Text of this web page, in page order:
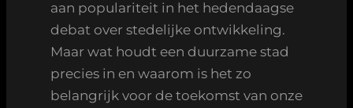
aan populariteit in het hedendaagse
debat over stedelijke ontwikkeling.
Maar wat houdt een duurzame stad
precies in en waarom is het zo
belangrijk voor de toekomst van onze